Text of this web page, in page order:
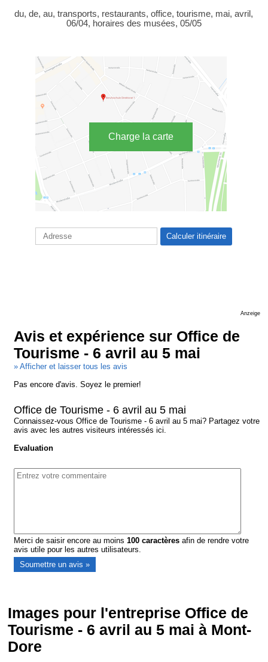
du, de, au, transports, restaurants, office, tourisme, mai, avril,
06/04, horaires des musées, 05/05
Charge la carte
Anzeige
Avis et expérience sur Office de
Tourisme - 6 avril au 5 mai
» Afficher et laisser tous les avis
Pas encore d'avis. Soyez le premier!
Office de Tourisme - 6 avril au 5 mai
Connaissez-vous Office de Tourisme - 6 avril au 5 mai? Partagez votre
avis avec les autres visiteurs intéressés ici.
Evaluation
Merci de saisir encore au moins100 caractères afin de rendre votre
avis utile pour les autres utilisateurs.
Images pour l'entreprise Office de
Tourisme - 6 avril au 5 mai à Mont-
Dore